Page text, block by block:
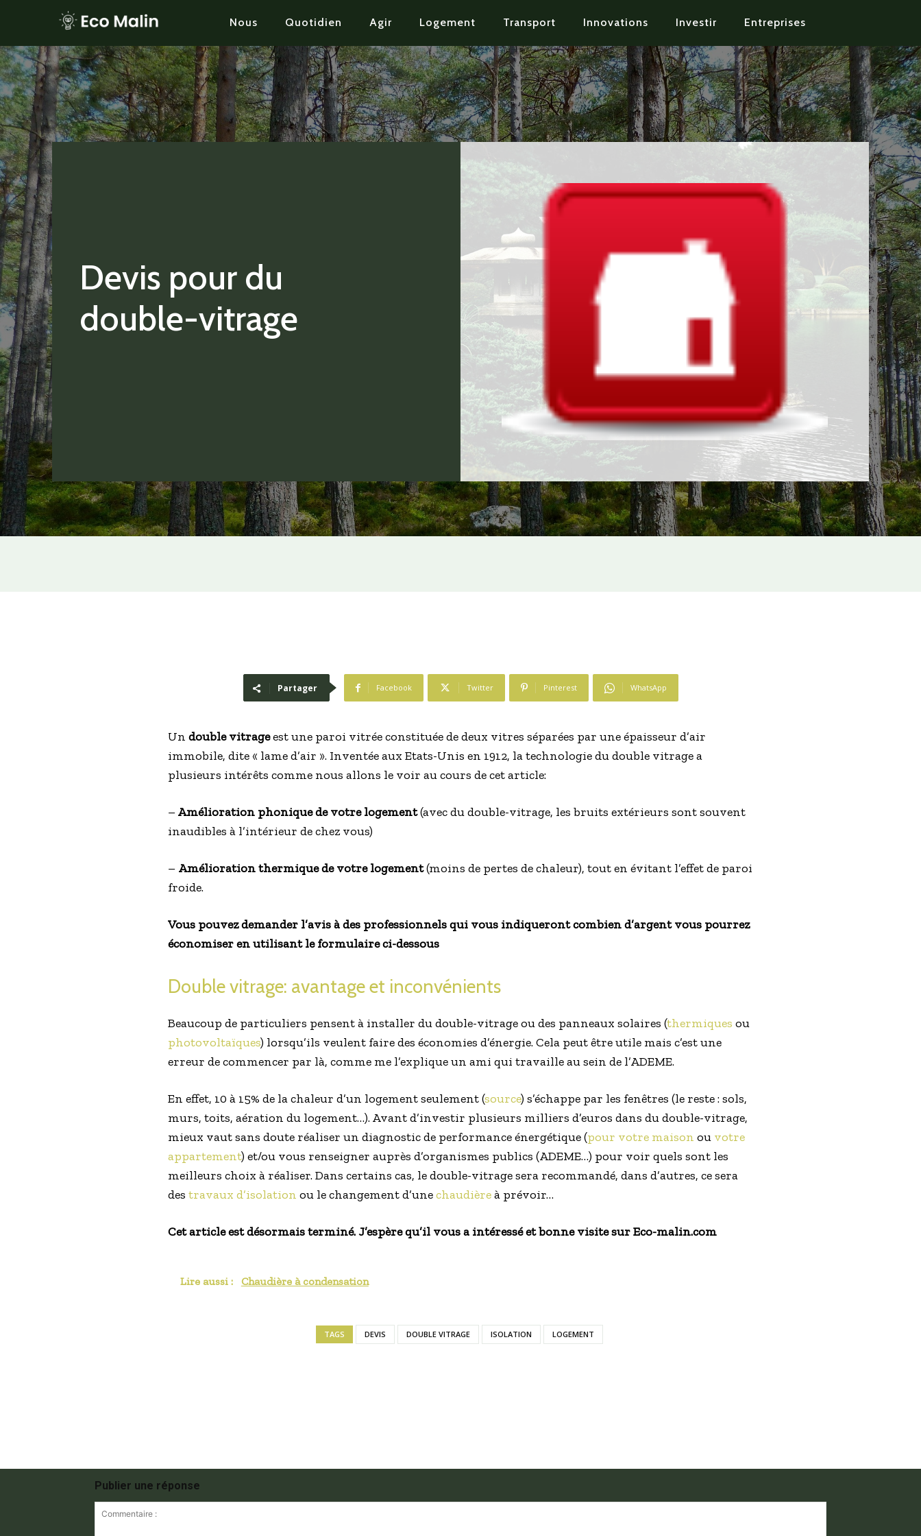
Nous Quotidien Agir Logement Transport Innovations Investir Entreprises
Devis pour du
double-vitrage
Partager Facebook Twitter Pinterest WhatsApp
Un double vitrageest une paroi vitrée constituée de deux vitres séparées par une épaisseur d’air
immobile, dite « lame d’air ». Inventée aux Etats-Unis en 1912, la technologie du double vitrage a
plusieurs intérêts comme nous allons le voir au cours de cet article:
–Amélioration phonique de votre logement(avec du double-vitrage, les bruits extérieurs sont souvent
inaudibles à l’intérieur de chez vous)
– Amélioration thermique de votre logement(moins de pertes de chaleur), tout en évitant l’effet de paroi
froide.
Vous pouvez demander l’avis à des professionnels qui vous indiqueront combien d’argent vous pourrez
économiser en utilisant le formulaire ci-dessous
Double vitrage: avantage et inconvénients
Beaucoup de particuliers pensent à installer du double-vitrage ou des panneaux solaires (thermiques ou
photovoltaïques) lorsqu’ils veulent faire des économies d’énergie. Cela peut être utile mais c’est une
erreur de commencer par là, comme me l’explique un ami qui travaille au sein de l’ADEME.
En effet, 10 à 15% de la chaleur d’un logement seulement (source) s’échappe par les fenêtres (le reste : sols,
murs, toits, aération du logement…). Avant d’investir plusieurs milliers d’euros dans du double-vitrage,
mieux vaut sans doute réaliser un diagnostic de performance énergétique (pour votre maison ou votre
appartement) et/ou vous renseigner auprès d’organismes publics (ADEME…) pour voir quels sont les
meilleurs choix à réaliser. Dans certains cas, le double-vitrage sera recommandé, dans d’autres, ce sera
des travaux d’isolation ou le changement d’unechaudièreà prévoir…
Cet article est désormais terminé. J’espère qu’il vous a intéressé et bonne visite sur Eco-malin.com
Lire aussi : Chaudière à condensation
TAGS DEVIS DOUBLE VITRAGE ISOLATION LOGEMENT
Publier une réponse